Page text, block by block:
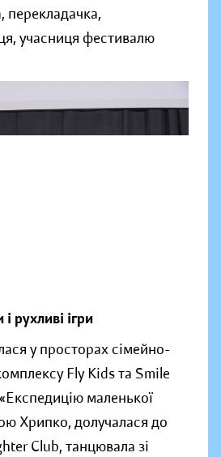
перекладачка,
учасниця фестивалю
рухливі ігри
у просторах сімейно-
Fly Kids та Smile
маленької
Хрипко, долучалася до
Club, танцювала зі